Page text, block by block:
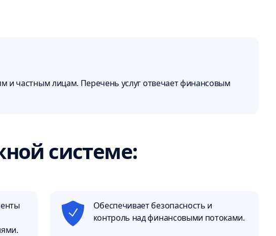
и частным лицам. Перечень услуг отвечает финансовым
системе:
Обеспечивает безопасность и
контроль над финансовыми потоками.